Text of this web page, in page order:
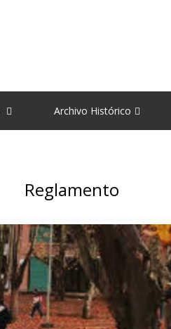
Archivo Histórico
Reglamento